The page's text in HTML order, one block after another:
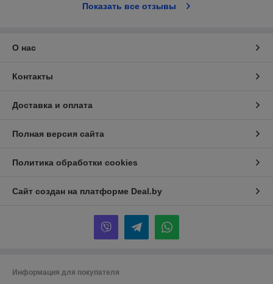
Показать все отзывы
О нас
Контакты
Доставка и оплата
Полная версия сайта
Политика обработки cookies
Сайт создан на платформе Deal.by
Информация для покупателя